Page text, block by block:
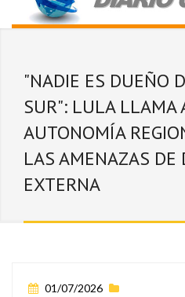
"NADIE ES DUEÑO
SUR": LULA LLAMA
AUTONOMÍA
LAS AMENAZAS DE
EXTERNA
01/07/2026